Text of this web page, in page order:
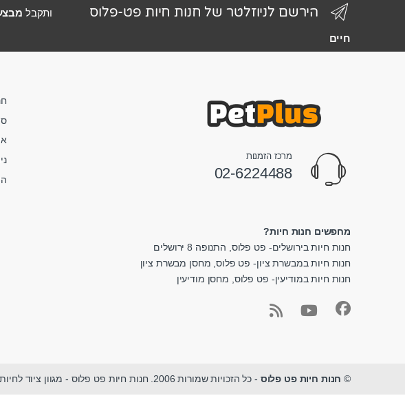
הירשם לניוזלטר של חנות חיות פט-פלוס ותקבל
חיים
מרכז הזמנות
02-6224488
מחפשים חנות חיות?
חנות חיות בירושלים- פט פלוס, התנופה 8 ירושלים
חנות חיות במבשרת ציון- פט פלוס, מחסן מבשרת ציון
חנות חיות במודיעין- פט פלוס, מחסן מודיעין
© חנות חיות פט פלוס - כל הזכויות שמורות 2006. חנות חיות פט פלוס - מגוון ציוד לחיות מחמד במקום אחד.